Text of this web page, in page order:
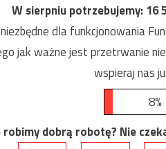
W sierpniu potrzebujemy:16
dla funkcjonowania
jak ważne jest przetrwanie
wspieraj nas
8%
robimy dobrą robotę? Nie